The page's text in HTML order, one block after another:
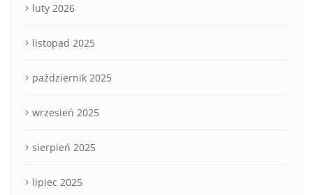
luty 2026
listopad 2025
październik 2025
wrzesień 2025
sierpień 2025
lipiec 2025